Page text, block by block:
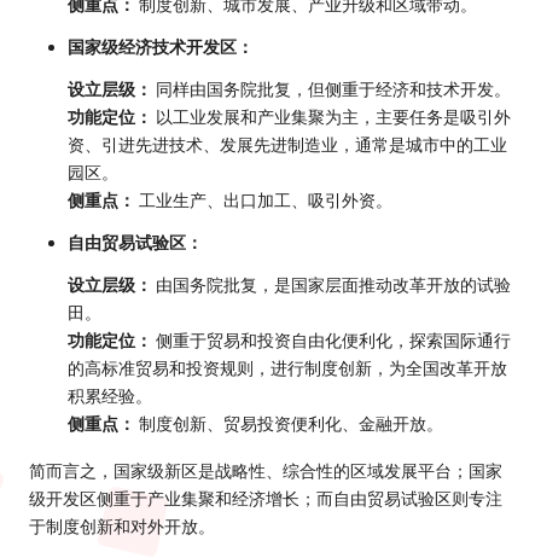
侧重点： 制度创新、城市发展、产业升级和区域带动。
国家级经济技术开发区：
设立层级： 同样由国务院批复，但侧重于经济和技术开发。
功能定位： 以工业发展和产业集聚为主，主要任务是吸引外
资、引进先进技术、发展先进制造业，通常是城市中的工业
园区。
侧重点： 工业生产、出口加工、吸引外资。
自由贸易试验区：
设立层级： 由国务院批复，是国家层面推动改革开放的试验
田。
功能定位： 侧重于贸易和投资自由化便利化，探索国际通行
的高标准贸易和投资规则，进行制度创新，为全国改革开放
积累经验。
侧重点： 制度创新、贸易投资便利化、金融开放。
简而言之，国家级新区是战略性、综合性的区域发展平台；国家
级开发区侧重于产业集聚和经济增长；而自由贸易试验区则专注
于制度创新和对外开放。